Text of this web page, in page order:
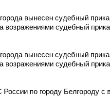
вынесен судебный
возражениями судебный
вынесен судебный
возражениями судебный
по городу Белгороду